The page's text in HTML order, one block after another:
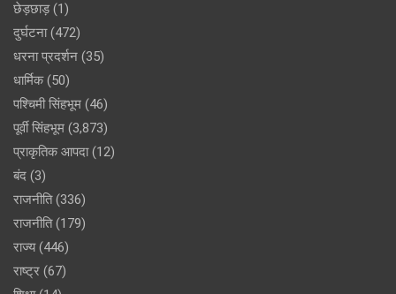
छेड़छाड़(1)
दुर्घटना(472)
धरना प्रदर्शन (35)
धार्मिक(50)
पश्चिमी सिंहभूम (46)
पूर्वी सिंहभूम (3,873)
प्राकृतिक आपदा(12)
बंद (3)
राजनीति(336)
राजनीति(179)
राज्य(446)
राष्ट्र (67)